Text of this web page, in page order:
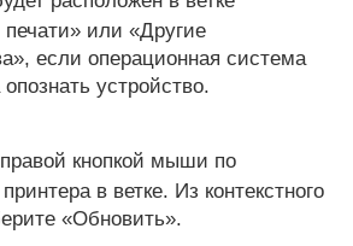
или «Другие
если операционная система
устройство.
кнопкой мыши по
в ветке. Из контекстного
«Обновить».